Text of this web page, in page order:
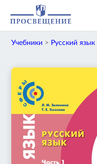
Учебники > Русский язык